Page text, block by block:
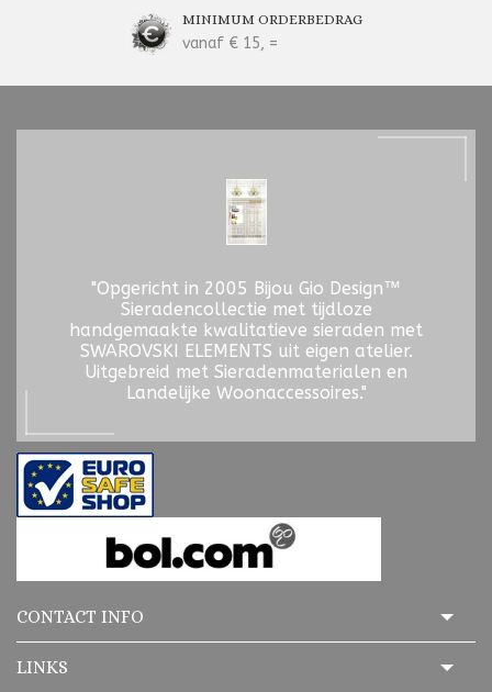
MINIMUM ORDERBEDRAG
vanaf € 15, =
"Opgericht in 2005 Bijou Gio Design™
Sieradencollectie met tijdloze
handgemaakte kwalitatieve sieraden met
SWAROVSKI ELEMENTS uit eigen atelier.
Uitgebreid met Sieradenmaterialen en
Landelijke Woonaccessoires."
CONTACT INFO
LINKS